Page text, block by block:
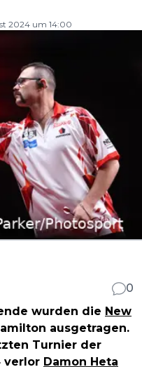
2024 um 14:00
0
wurden die New
ausgetragen.
Turnier der
verlor Damon Heta